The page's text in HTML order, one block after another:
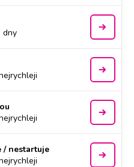
dny
/ nestartuje